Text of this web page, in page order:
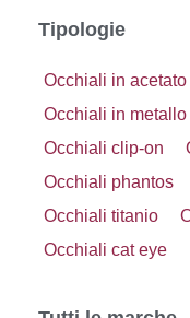
Tipologie
Occhiali in acetato
Occhiali in metallo
Occhiali clip-on
Occhiali phantos
Occhiali titanio
Occhiali cat eye